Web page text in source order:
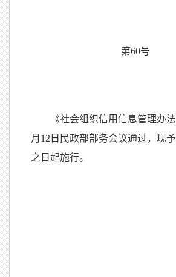
第60号
《社会组织信用信息管理办
月12日民政部部务会议通过，现
之日起施行。
部长